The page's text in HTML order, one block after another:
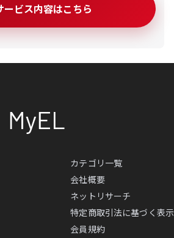
ービス内容はこちら
カテゴリ一覧
会社概要
ネットリサーチ
特定商取引法に基づく表示
会員規約